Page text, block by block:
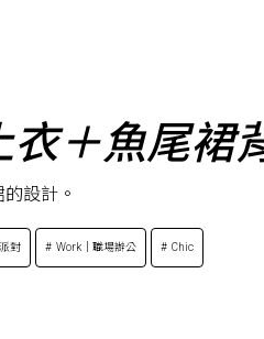
＋魚尾裙
設計。
對 Work｜職場辦公 Chic